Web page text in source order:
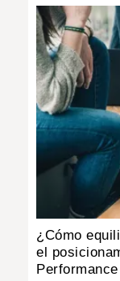
¿Cómo
el